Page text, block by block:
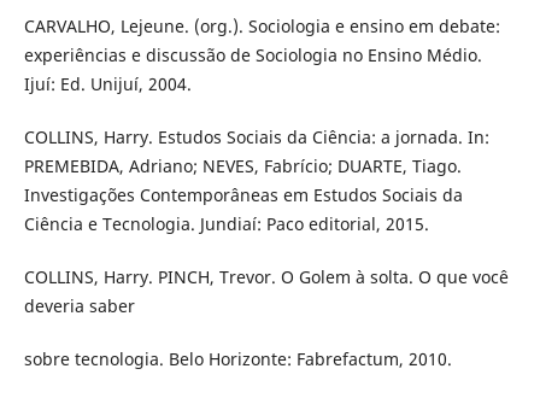
CARVALHO, Lejeune. (org.). Sociologia e ensino em debate:
experiências e discussão de Sociologia no Ensino Médio.
Ijuí: Ed. Unijuí, 2004.
COLLINS, Harry. Estudos Sociais da Ciência: a jornada. In:
PREMEBIDA, Adriano; NEVES, Fabrício; DUARTE, Tiago.
Investigações Contemporâneas em Estudos Sociais da
Ciência e Tecnologia. Jundiaí: Paco editorial, 2015.
COLLINS, Harry. PINCH, Trevor. O Golem à solta. O que você
deveria saber
sobre tecnologia. Belo Horizonte: Fabrefactum, 2010.